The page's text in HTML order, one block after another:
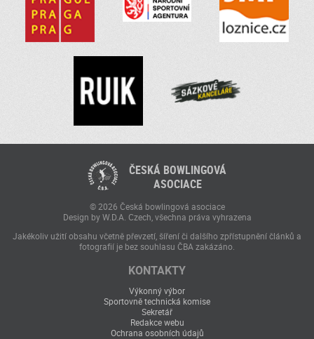
ČESKÁ BOWLINGOVÁ
ASOCIACE
© 2026 Česká bowlingová asociace
Design by W.D.A. Czech, všechna práva vyhrazena
Jakékoliv užití obsahu včetně převzetí, šíření či dalšího zpřístupnění článků a
fotografií je bez souhlasu ČBA zakázáno.
KONTAKTY
Výkonný výbor
Sportovně technická komise
Sekretář
Redakce webu
Ochrana osobních údajů